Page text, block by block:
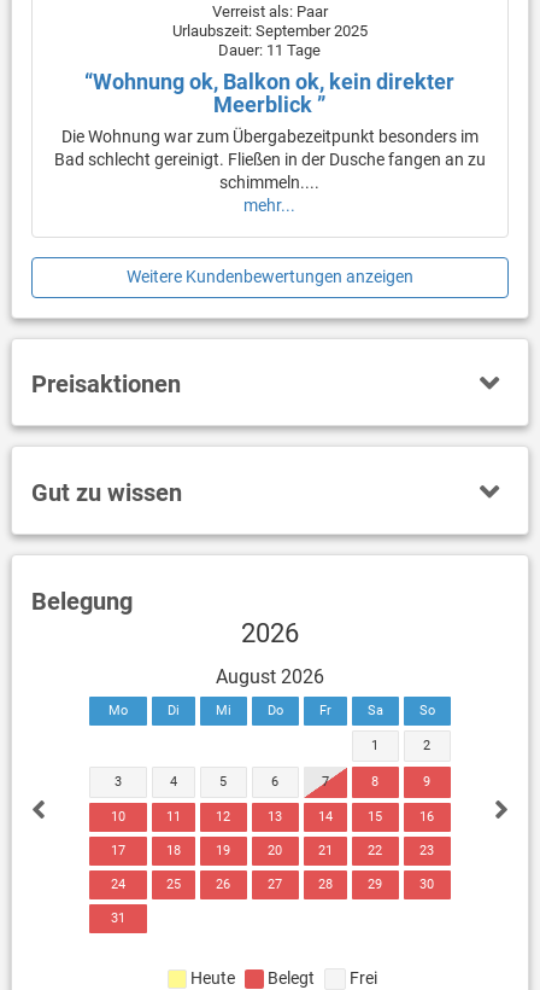
Verreist als: Paar
Urlaubszeit: September 2025
Dauer: 11 Tage
“Wohnung ok, Balkon ok, kein direkter
Meerblick ”
Die Wohnung war zum Übergabezeitpunkt besonders im
Bad schlecht gereinigt. Fließen in der Dusche fangen an zu
schimmeln....
mehr...
Weitere Kundenbewertungen anzeigen
Preisaktionen
Gut zu wissen
Belegung
2026
August 2026
Mo Di Mi Do Fr Sa So
1 2
3 4 5 6 7 8 9
10 11 12 13 14 15 16
17 18 19 20 21 22 23
24 25 26 27 28 29 30
31
Heute Belegt
Frei